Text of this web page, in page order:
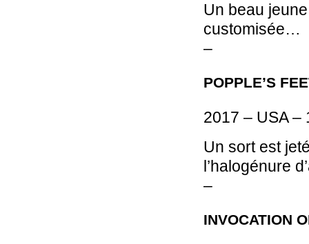
Un beau
customisée…
–
POPPLE’S
2017 – USA –
Un sort est
l’halogénure
–
INVOCATION